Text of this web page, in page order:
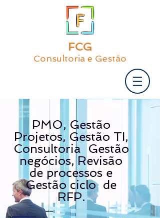
FCG
Consultoria e Gestão
PMO, Gestão
Projetos, Gestão TI,
Consultoria Gestão
negócios, Revisão
de processos e
Gestão ciclo de
RFP.